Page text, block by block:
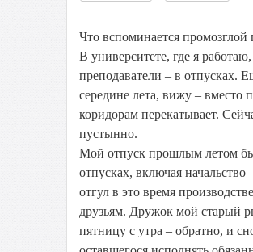
Что вспоминается
В университете, где я
преподаватели – в отпусках.
середине лета, вижу – вместо
коридорам перекатывает.
пустынно.
Мой отпуск прошлым летом
отпусках, включая
отгул в это время
друзьям. Дружок мой старый
пятницу с утра – обратно, и